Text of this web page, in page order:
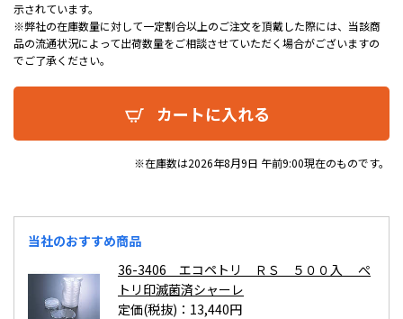
示されています。
※弊社の在庫数量に対して一定割合以上のご注文を頂戴した際には、当該商
品の流通状況によって出荷数量をご相談させていただく場合がございますの
でご了承ください。
カートに入れる
※在庫数は2026年8月9日 午前9:00現在のものです。
当社のおすすめ商品
36-3406 エコペトリ ＲＳ ５００入 ぺ
トリ印滅菌済シャーレ
定価(税抜)：13,440円